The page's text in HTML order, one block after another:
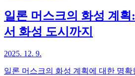
일론 머스크의 화성 계획
서 화성 도시까지
2025. 12. 9.
일론 머스크의 화성 계획에 대한 명확